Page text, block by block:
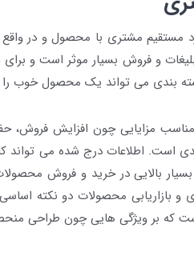
مستقیم مشتری با محصول و در
و فروش بسیار موثر است و
بندی می تواند یک محصول خوب را
مزایایی چون افزایش فروش،
است. اطلاعات درج شده می
در خرید و فروش
و بازاریابی محصولات دو نکته
که بر ویژگی هایی چون طراحی